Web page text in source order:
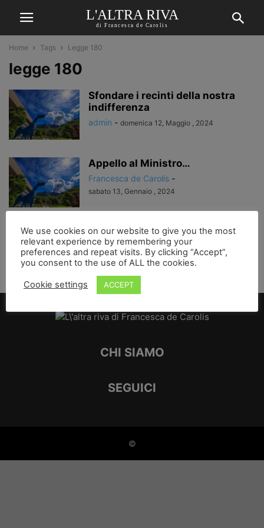
L'ALTRA RIVA
di Francesca de Carolis
Home Tags Legge 180
legge 180
Sfondare i recinti della nostra
indifferenza
admin - domenica 12, Maggio , 2024
Appello al Ministro…
Francesca de Carolis -
sabato 13, Gennaio , 2024
Marco Cavallo non si sfratta!
Francesca de Carolis -
giovedì 22, Settembre , 2022
CHI SIAMO
SEGUICI
©
We use cookies on our website to give you the most
relevant experience by remembering your
preferences and repeat visits. By clicking “Accept”,
you consent to the use of ALL the cookies.
Cookie settings ACCEPT